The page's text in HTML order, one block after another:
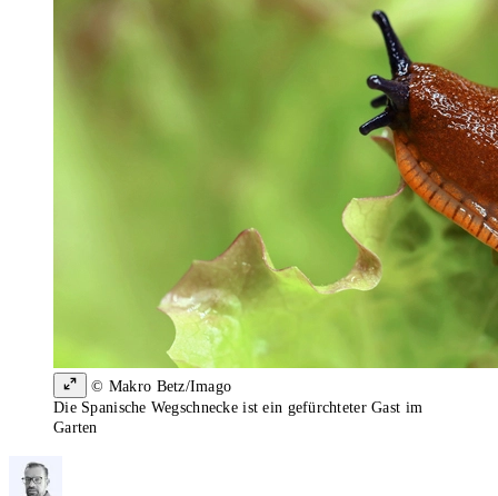
© Makro Betz/Imago
Die Spanische Wegschnecke ist ein gefürchteter Gast im
Garten